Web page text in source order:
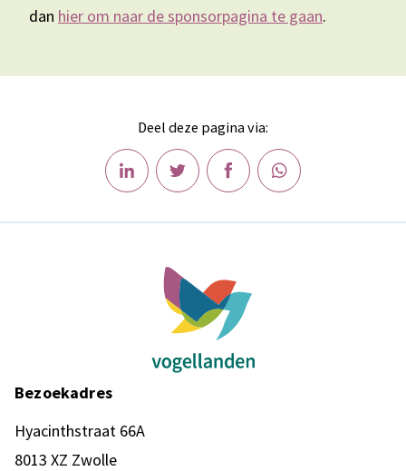
dan hier om naar de sponsorpagina te gaan.
Deel deze pagina via:
Bezoekadres
Hyacinthstraat 66A
8013 XZ Zwolle